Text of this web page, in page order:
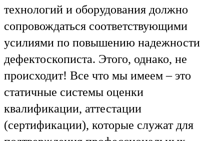
технологий и оборудования должно
сопровождаться соответствующими
усилиями по повышению надежности
дефектоскописта. Этого, однако, не
происходит! Все что мы имеем – это
статичные системы оценки
квалификации, аттестации
(сертификации), которые служат для